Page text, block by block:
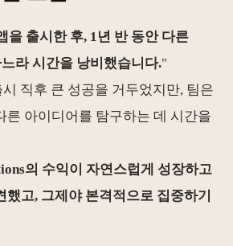
을 출시한 후, 1년 반 동안 다른
라 시간을 낭비했습니다."
시 직후 큰 성공을 거두었지만, 팀은
른 아이디어를 탐구하는 데 시간을
의 수익이 자연스럽게 성장하고
했고, 그제야 본격적으로 집중하기